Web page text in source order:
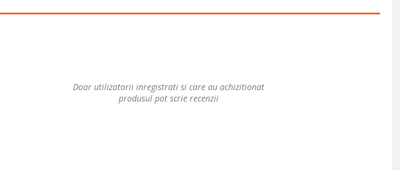
Doar utilizatorii inregistrati si care au achizitionat
produsul pot scrie recenzii